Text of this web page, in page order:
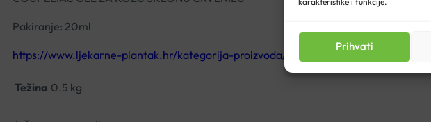
Prihvati
Pakiranje: 20ml
https://www.ljekarne-plantak.hr/kategorija-proizvoda/kozmetika/njega-lica/
Težina 0.5 kg